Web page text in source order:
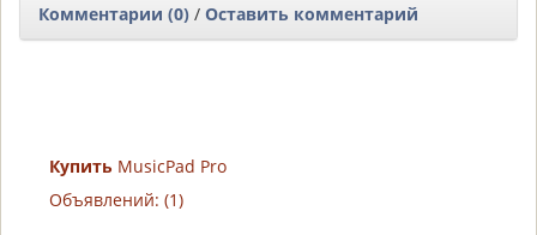
Комментарии (0) / Оставить комментарий
Купить MusicPad Pro
Объявлений: (1)